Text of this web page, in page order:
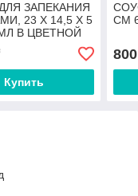
ЗАПЕКАНИЯ
23 X 14,5 X 5
В ЦВЕТНОЙ
Купить
CM
800